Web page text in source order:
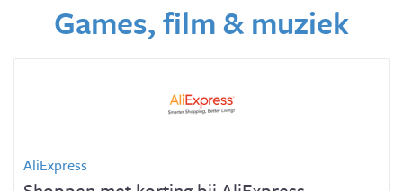
Games, film & muziek
AliExpress